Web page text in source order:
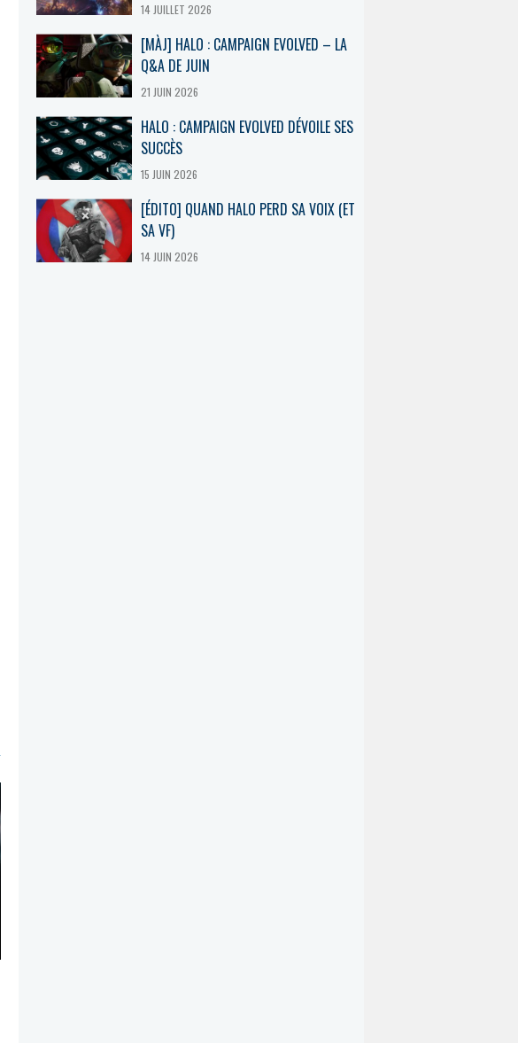
14 JUILLET 2026
[MÀJ] HALO : CAMPAIGN EVOLVED – LA
Q&A DE JUIN
21 JUIN 2026
HALO : CAMPAIGN EVOLVED DÉVOILE SES
SUCCÈS
15 JUIN 2026
[ÉDITO] QUAND HALO PERD SA VOIX (ET
SA VF)
14 JUIN 2026